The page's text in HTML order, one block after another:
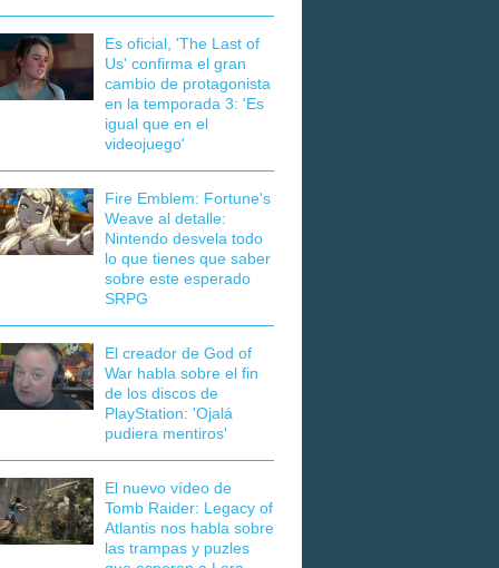
Es oficial, 'The Last of
Us' confirma el gran
cambio de protagonista
en la temporada 3: 'Es
igual que en el
videojuego'
Fire Emblem: Fortune's
Weave al detalle:
Nintendo desvela todo
lo que tienes que saber
sobre este esperado
SRPG
El creador de God of
War habla sobre el fin
de los discos de
PlayStation: 'Ojalá
pudiera mentiros'
El nuevo vídeo de
Tomb Raider: Legacy of
Atlantis nos habla sobre
las trampas y puzles